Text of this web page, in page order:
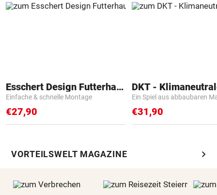
Esschert Design Futterhaus
Einfache & schnelle Montage
€27,90
Ein Spiel aus abbaubaren
€31,90
VORTEILSWELT MAGAZINE chevron_right